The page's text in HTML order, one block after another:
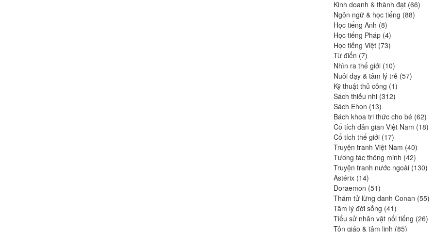
produits
Kinh doanh & thành đạt 6666
Ngôn ngữ & học tiếng 8888
Học tiếng Anh 88
produits
Học tiếng Pháp 44
produits
Học tiếng Việt 7373
Từ điển 77
produits
Nhìn ra thế giới 1010
produits
Nuôi dạy & tâm lý trẻ 5757
Kỹ thuật thủ công 11
produit
Sách thiếu nhi 312312
Sách Ehon 1313
produits
Bách khoa tri thức cho bé 6262
Cổ tích dân gian Việt Nam 1818
Cổ tích thế giới 1717
produits
Truyện tranh Việt Nam 4040
produits
Tương tác thông minh 4242
produits
Truyện tranh nước ngoài 130130
Astérix 1414
produits
Doraemon 5151
produits
Thám tử lừng danh Conan 5555
Tâm lý đời sống 4141
produits
Tiểu sử nhân vật nổi tiếng 2626
Tôn giáo & tâm linh 8585